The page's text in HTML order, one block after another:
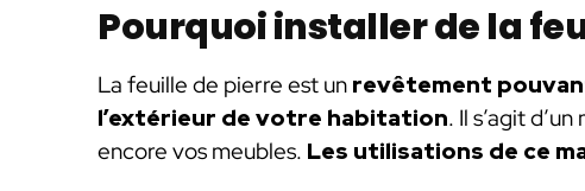
Pourquoi installer de la
La feuille de pierre est un revêtement
l’extérieur de votre habitation. Il s’agit
encore vos meubles. Les utilisations de ce